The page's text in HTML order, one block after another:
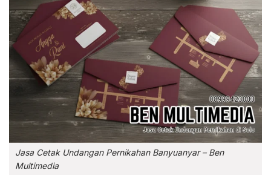
Jasa Cetak Undangan Pernikahan Banyuanyar – Ben
Multimedia